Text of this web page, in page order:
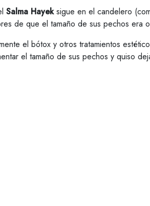
Salma Hayeksigue en el candelero
de que el tamaño de sus pechos era
el bótox y otros tratamientos
el tamaño de sus pechos y quiso